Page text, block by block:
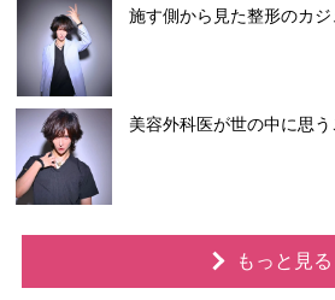
施す側から見た整形のカ
美容外科医が世の中に思う
もっと見る